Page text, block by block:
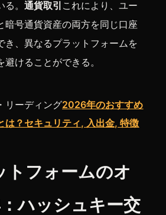
る。通貨取引 これにより、ユー
暗号通貨資産の両方を同じ口座
き、異なるプラットフォームを
けることができる。
リーディング2026年のおすすめ
は？セキュリティ, 入出金, 特徴
トフォームのオ
ハッシュキー交